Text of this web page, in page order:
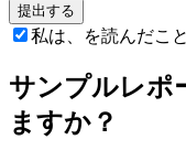
提出する
私は、を読んだこ
サンプルレポ
ますか？